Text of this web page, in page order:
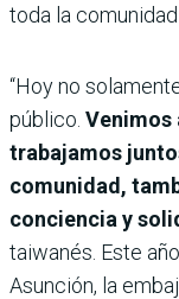
toda la
“Hoy no
público. Venimos
trabajamos
comunidad,
conciencia y
taiwanés. Este
Asunción, la